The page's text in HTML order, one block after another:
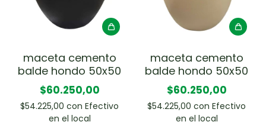
maceta cemento
balde hondo 50x50
$60.250,00
$54.225,00 con Efectivo
en el local
maceta cemento
balde hondo 50x50
$60.250,00
$54.225,00 con Efectivo
en el local